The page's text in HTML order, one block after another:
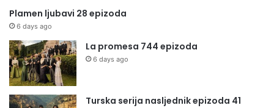
Plamen ljubavi 28 epizoda
6 days ago
La promesa 744 epizoda
6 days ago
Turska serija nasljednik epizoda 41